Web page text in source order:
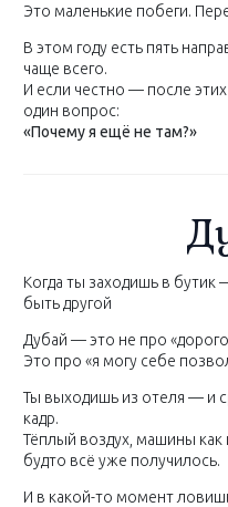
Это маленькие побеги.
В этом году есть пять
чаще всего.
И если честно — после
один вопрос:
«Почему я ещё не там?»
Когда ты заходишь в
быть другой
Дубай — это не про
Это про «я могу себе
Ты выходишь из отеля — и
кадр.
Тёплый воздух, машины как
будто всё уже получилось.
И в какой-то момент